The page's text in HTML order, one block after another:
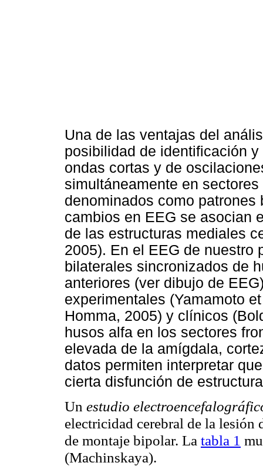
Una de las ventajas del
posibilidad de identificación
ondas cortas y de
simultáneamente en
denominados como
cambios en EEG se asocian
de las estructuras mediales
2005). En el EEG de nuestro
bilaterales sincronizados de
anteriores (ver dibujo de
experimentales (Yamamoto
Homma, 2005) y clínicos
husos alfa en los sectores
elevada de la amígdala,
datos permiten interpretar
cierta disfunción de
Un estudio
electricidad cerebral de la lesión
de montaje bipolar. La tabla 1
(Machinskaya).